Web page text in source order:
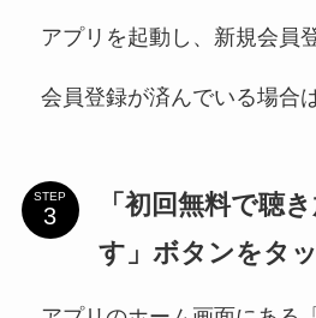
アプリを起動し、新規会員
会員登録が済んでいる場合
STEP
「初回無料で聴
す」ボタンをタ